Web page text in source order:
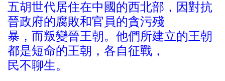
五胡世代居住在中國的西北部，因對抗
晉政府的腐敗和官員的貪污殘
暴，而叛變晉王朝。他們所建立的王朝
都是短命的王朝，各自征戰，
民不聊生。